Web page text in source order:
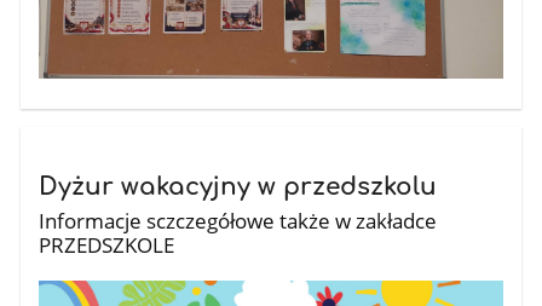
Dyżur wakacyjny w przedszkolu
Informacje sczczegółowe także w zakładce
PRZEDSZKOLE